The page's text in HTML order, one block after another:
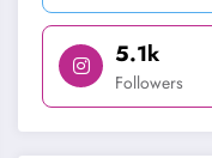
5.1k
Followers